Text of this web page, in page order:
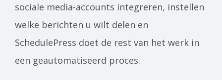
sociale media-accounts integreren, instellen
welke berichten u wilt delen en
SchedulePress doet de rest van het werk in
een geautomatiseerd proces.